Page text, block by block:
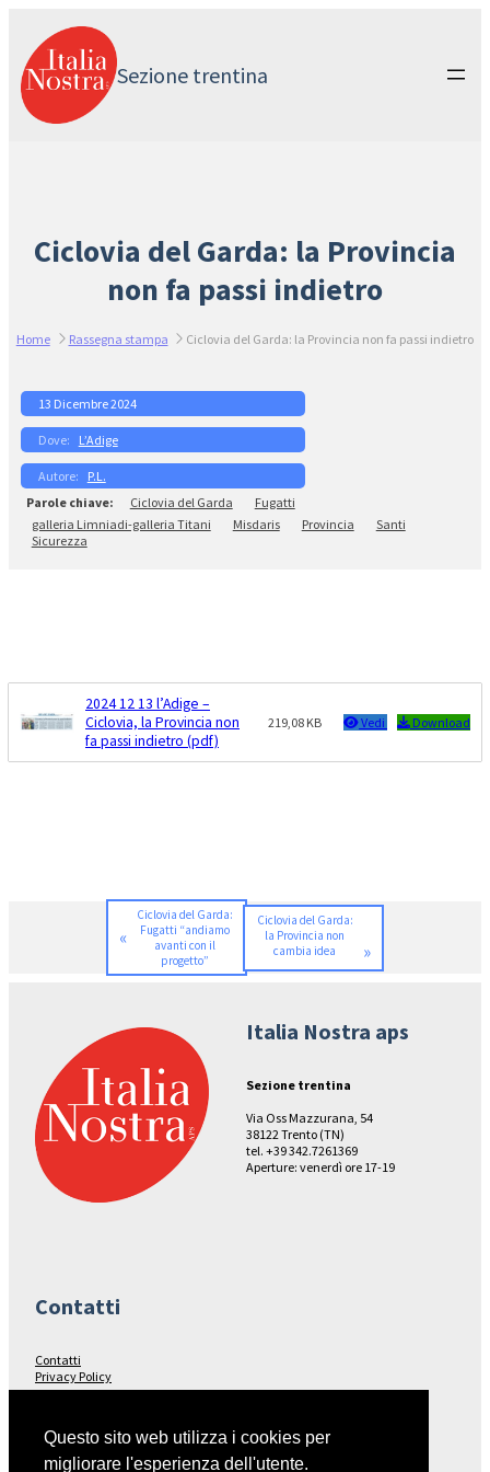
contenuto
Sezione trentina
Ciclovia del Garda: la Provincia
non fa passi indietro
Home Rassegna stampa Ciclovia del Garda: la Provincia non fa passi indietro
13 Dicembre 2024
L’Adige
P.L.
Ciclovia del Garda
Fugatti
galleria Limniadi-galleria Titani
Misdaris Provincia
Santi
Sicurezza
2024 12 13 l’Adige –
Ciclovia, la Provincia non
fa passi indietro (pdf)
219,08 KB Vedi Download
«
Ciclovia del Garda:
Fugatti “andiamo
avanti con il
progetto”
Ciclovia del Garda:
la Provincia non
cambia idea
»
Italia Nostra aps
Sezione trentina
Via Oss Mazzurana, 54
38122 Trento (TN)
tel. +39 342.7261369
Aperture: venerdì ore 17-19
Contatti
Contatti
Privacy Policy
Seguici su…
Questo sito web utilizza i cookies per
migliorare l'esperienza dell'utente.